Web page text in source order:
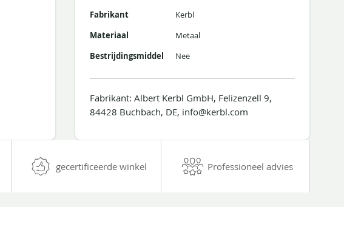
Fabrikant
Kerbl
Materiaal
Metaal
Bestrijdingsmiddel
Nee
Fabrikant: Albert Kerbl GmbH, Felizenzell 9,
84428 Buchbach, DE, info@kerbl.com
gecertificeerde winkel Professioneel advies